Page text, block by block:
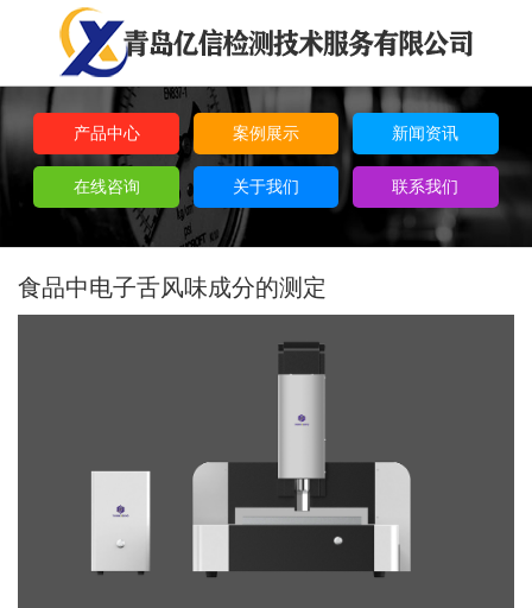
产品中心 案例展示 新闻资讯
在线咨询 关于我们 联系我们
食品中电子舌风味成分的测定